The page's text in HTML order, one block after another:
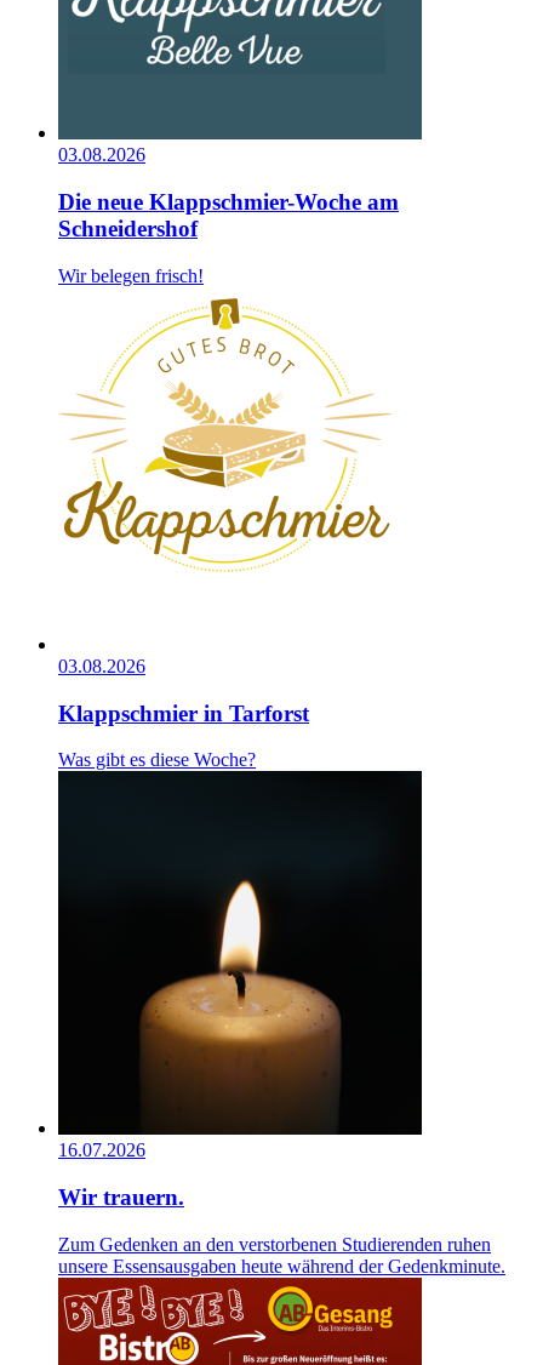
03.08.2026
Die neue Klappschmier-Woche am
Schneidershof
Wir belegen frisch!
03.08.2026
Klappschmier in Tarforst
Was gibt es diese Woche?
16.07.2026
Wir trauern.
Zum Gedenken an den verstorbenen Studierenden ruhen
unsere Essensausgaben heute während der Gedenkminute.